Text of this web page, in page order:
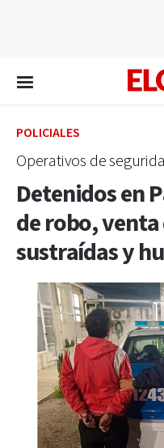
POLICIALES
Operativos de
Detenidos en
de robo,
sustraídas y